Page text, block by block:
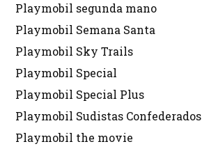
Playmobil segunda mano
Playmobil Semana Santa
Playmobil Sky Trails
Playmobil Special
Playmobil Special Plus
Playmobil Sudistas Confederados
Playmobil the movie